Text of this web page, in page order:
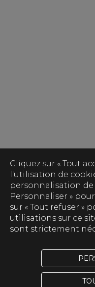
Cliquez sur « Tout
l'utilisation de
personnalisation de
Personnaliser »
sur « Tout refuser »
utilisations sur ce
sont strictement